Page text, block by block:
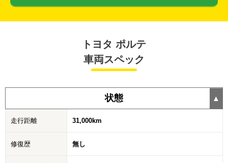
トヨタ ポルテ
車両スペック
状態
走行距離 31,000km
修復歴 無し